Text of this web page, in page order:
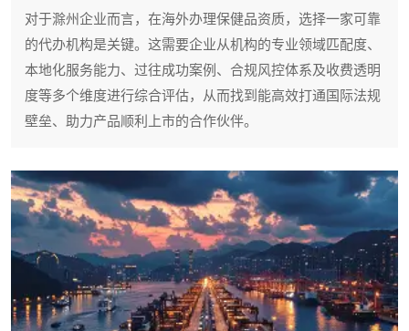
对于滁州企业而言，在海外办理保健品资质，选择一家可靠
的代办机构是关键。这需要企业从机构的专业领域匹配度、
本地化服务能力、过往成功案例、合规风控体系及收费透明
度等多个维度进行综合评估，从而找到能高效打通国际法规
壁垒、助力产品顺利上市的合作伙伴。